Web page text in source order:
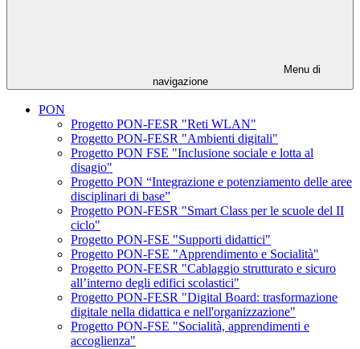
Menu di
navigazione
PON
Progetto PON-FESR "Reti WLAN"
Progetto PON-FESR "Ambienti digitali"
Progetto PON FSE "Inclusione sociale e lotta al
disagio"
Progetto PON “Integrazione e potenziamento delle aree
disciplinari di base”
Progetto PON-FESR "Smart Class per le scuole del II
ciclo"
Progetto PON-FSE "Supporti didattici"
Progetto PON-FSE "Apprendimento e Socialità"
Progetto PON-FESR "Cablaggio strutturato e sicuro
all’interno degli edifici scolastici"
Progetto PON-FESR "Digital Board: trasformazione
digitale nella didattica e nell'organizzazione"
Progetto PON-FSE "Socialità, apprendimenti e
accoglienza"